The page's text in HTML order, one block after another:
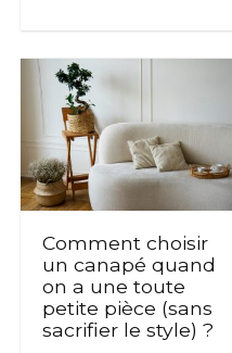
Comment choisir
un canapé quand
on a une toute
petite pièce (sans
sacrifier le style) ?